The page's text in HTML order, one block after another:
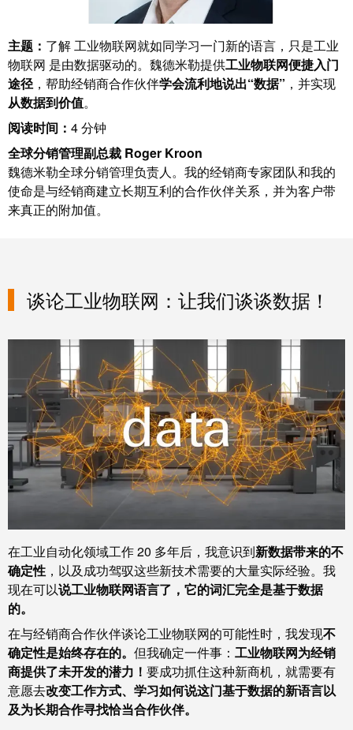
盒
系
统
及
组
件
非
接
触
进
系
统
和
配
件
预
制
线
缆、
网
络
跳
和
电
缆
PLC/DCS
行
业
单
对
以
太
网
服
务
咨
询
和
工
程
接
询
服
务
魏
德
米
勒
WMC
件
技
术
支
持
工
程
人
力
资
源
合
规
全
管
信
息
与
证
书
我
们
的
理
层
市
场
和
行
业
从数据到价值
共同面对挑战
工业物联网简报和数据
完善的产品搭配
更多信息
主题： 了解 工业物联网就如同学习一门新的语言，只是工业
物联网 是由数据驱动的。魏德米勒提供工业物联网便捷入门
途径，帮助经销商合作伙伴学会流利地说出“数据” ，并实现
从数据到价值。
阅读时间： 4 分钟
全球分销管理副总裁 Roger Kroon
魏德米勒全球分销管理负责人。我的经销商专家团队和我的
使命是与经销商建立长期互利的合作伙伴关系，并为客户带
来真正的附加值。
谈论工业物联网：让我们谈谈数据！
在工业自动化领域工作 20 多年后，我意识到新数据带来的不
确定性 ， 以及成功驾驭这些新技术需要的大量实际经验。 我
现在可以说工业物联网语言了，它的词汇完全是基于数据
的。
在与经销商合作伙伴谈论工业物联网的可能性时，我发现不
确定性是始终存在的。 但我确定一件事： 工业物联网为经销
商提供了未开发的潜力！ 要成功抓住这种新商机，就需要有
意愿去改变工作方式、学习如何说这门基于数据的新语言以
及为长期合作寻找恰当合作伙伴。